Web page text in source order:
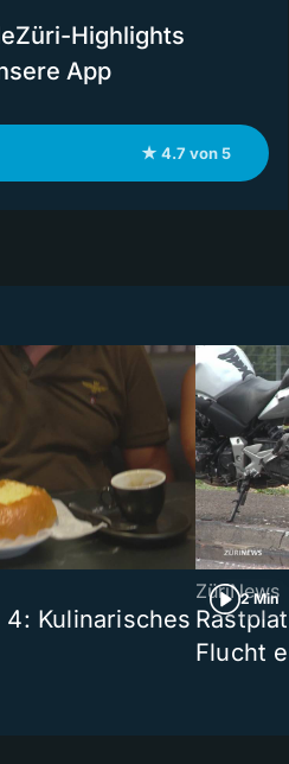
Highlights
App
★ 4.7 von 5
Kulinarisches
2 Min
ZüriNews
Flucht